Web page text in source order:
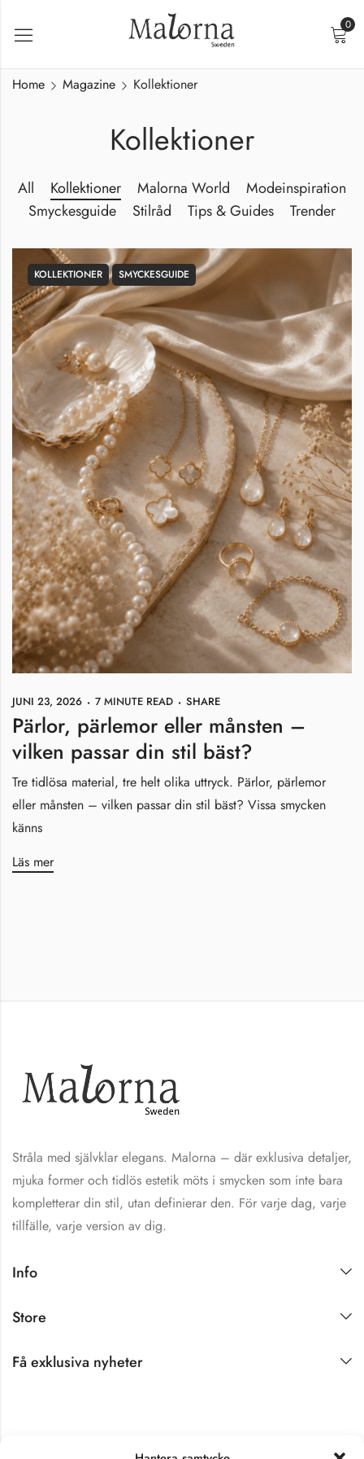
0
Kollektioner
Home Magazine Kollektioner
All Kollektioner Malorna World
Modeinspiration
Smyckesguide
Stilråd Tips & Guides Trender
KOLLEKTIONER SMYCKESGUIDE
JUNI 23, 2026 7 MINUTE READ SHARE
Pärlor, pärlemor eller månsten –
vilken passar din stil bäst?
Tre tidlösa material, tre helt olika uttryck. Pärlor, pärlemor
eller månsten – vilken passar din stil bäst? Vissa smycken
känns
Läs mer
Stråla med självklar elegans. Malorna – där exklusiva detaljer,
mjuka former och tidlös estetik möts i smycken som inte bara
kompletterar din stil, utan definierar den. För varje dag, varje
tillfälle, varje version av dig.
Info
Store
Få exklusiva nyheter